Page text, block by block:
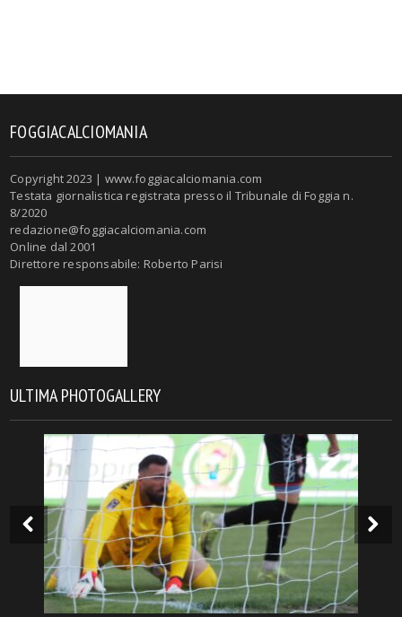
FOGGIACALCIOMANIA
Copyright 2023 | www.foggiacalciomania.com
Testata giornalistica registrata presso il Tribunale di Foggia n.
8/2020
redazione@foggiacalciomania.com
Online dal 2001
Direttore responsabile: Roberto Parisi
ULTIMA PHOTOGALLERY